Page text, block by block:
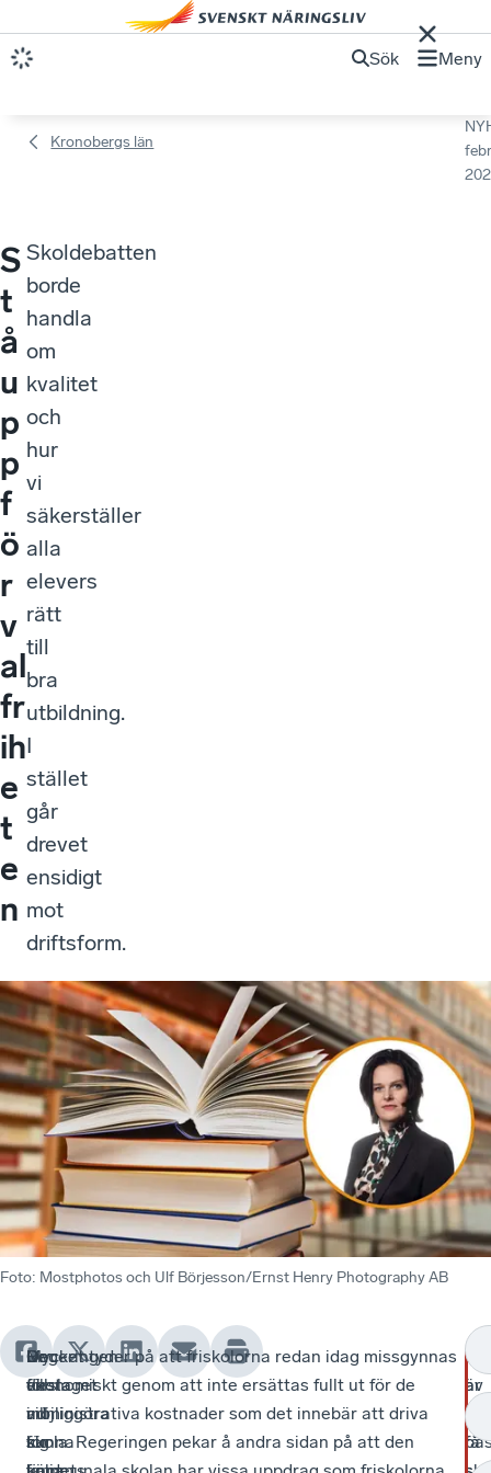
Sök Meny
Kronobergs län
S
t
å
u
p
p
f
ö
r
v
al
fr
ih
e
t
e
n
Skoldebatten
borde
handla
om
kvalitet
och
hur
vi
säkerställer
alla
elevers
rätt
till
bra
utbildning.
I
stället
går
drevet
ensidigt
mot
driftsform.
Foto: Mostphotos och Ulf Börjesson/Ernst Henry Photography AB
De
flesta
vill
kunna
Regeringen
vill
möjliggöra
för
Om
förslaget
i
sig
Mycket tyder på att friskolorna redan idag missgynnas
ekonomiskt genom att inte ersättas fullt ut för de
administrativa kostnader som det innebär att driva
skola. Regeringen pekar å andra sidan på att den
är
få
av